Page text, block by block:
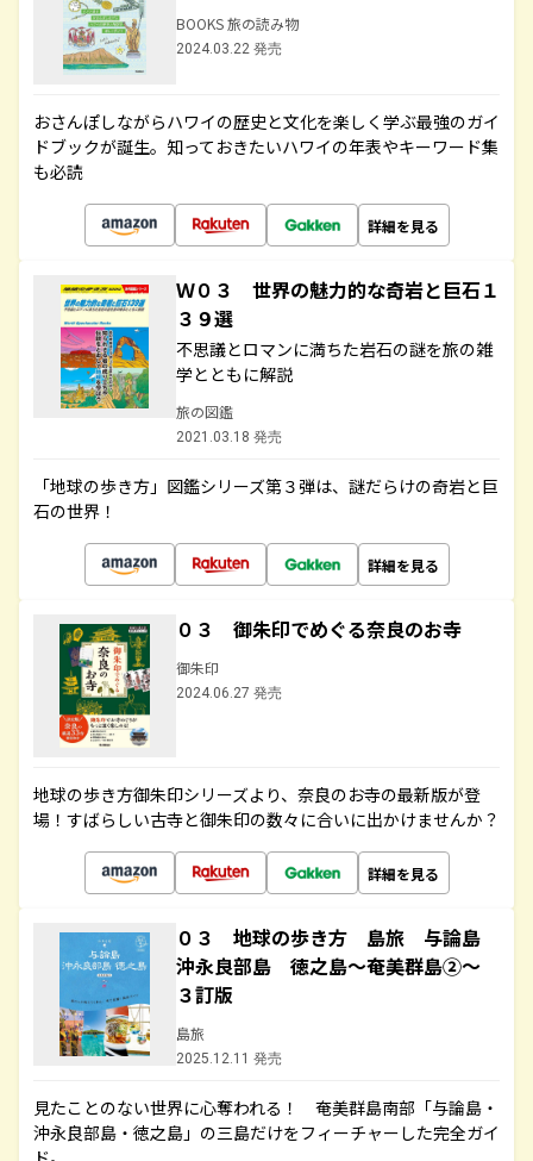
BOOKS 旅の読み物
2024.03.22 発売
おさんぽしながらハワイの歴史と文化を楽しく学ぶ最強のガイ
ドブックが誕生。知っておきたいハワイの年表やキーワード集
も必読
詳細を見る
Ｗ０３ 世界の魅力的な奇岩と巨石１
３９選
不思議とロマンに満ちた岩石の謎を旅の雑
学とともに解説
旅の図鑑
2021.03.18 発売
「地球の歩き方」図鑑シリーズ第３弾は、謎だらけの奇岩と巨
石の世界！
詳細を見る
０３ 御朱印でめぐる奈良のお寺
御朱印
2024.06.27 発売
地球の歩き方御朱印シリーズより、奈良のお寺の最新版が登
場！すばらしい古寺と御朱印の数々に合いに出かけませんか？
詳細を見る
０３ 地球の歩き方 島旅 与論島
沖永良部島 徳之島～奄美群島②～
３訂版
島旅
2025.12.11 発売
見たことのない世界に心奪われる！ 奄美群島南部「与論島・
沖永良部島・徳之島」の三島だけをフィーチャーした完全ガイ